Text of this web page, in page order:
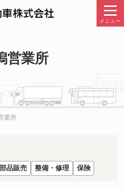
メニュー
営業所
業所
部品販売 整備・修理 保険